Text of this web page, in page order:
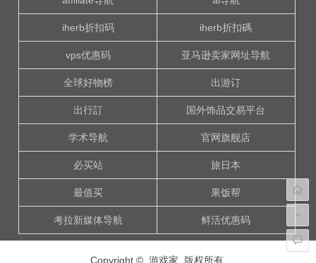
iherb折扣码 iherb折扣碼
vps优惠码 亚马逊卖家网址导航
全球好物榜 出游订
出行訂 国外饰品交易平台
学术导航 官网旗舰店
必买站 旅日本
最值买 果饭帮
考拉新媒体导航 鲜活优惠码
Copyright © 游戏家 版权所有.